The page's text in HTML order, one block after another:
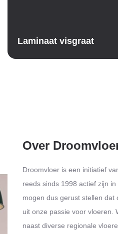
Laminaat visgraat
Over
Droomvloer is een initiatief
reeds sinds 1998 actief zijn
mogen dus gerust stellen dat
uit onze passie voor vloeren.
naast diverse regionale